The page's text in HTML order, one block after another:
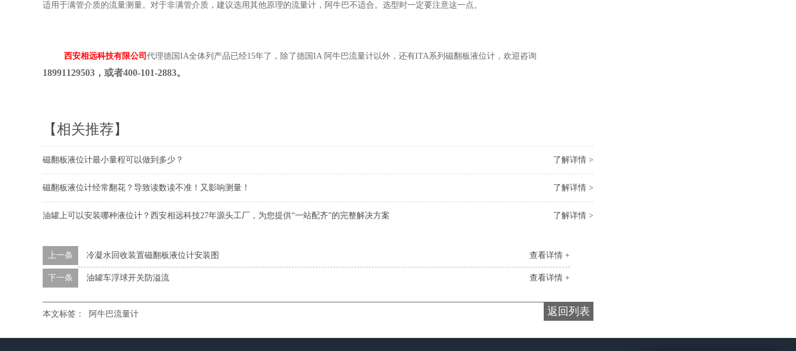
适用于满管介质的流量测量。对于非满管介质，建议选用其他原理的流量计，阿牛巴不适合。选型时一定要注意这一点。
西安相远科技有限公司 代理德国IA全体列产品已经15年了，除了德国IA 阿牛巴流量计以外，还有ITA系列磁翻板液位计，欢迎咨询
18991129503，或者400-101-2883。
【相关推荐】
了解详情 >
磁翻板液位计最小量程可以做到多少？
了解详情 >
磁翻板液位计经常翻花？导致读数读不准！又影响测量！
了解详情 >
油罐上可以安装哪种液位计？西安相远科技27年源头工厂，为您提供“一站配齐”的完整解决方案
查看详情 +
上一条 冷凝水回收装置磁翻板液位计安装图
查看详情 +
下一条 油罐车浮球开关防溢流
返回列表
本文标签： 阿牛巴流量计